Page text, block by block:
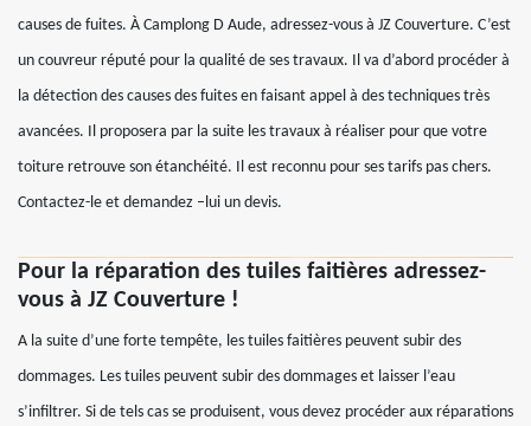
causes de fuites. À Camplong D Aude, adressez-vous à JZ Couverture. C’est
un couvreur réputé pour la qualité de ses travaux. Il va d’abord procéder à
la détection des causes des fuites en faisant appel à des techniques très
avancées. Il proposera par la suite les travaux à réaliser pour que votre
toiture retrouve son étanchéité. Il est reconnu pour ses tarifs pas chers.
Contactez-le et demandez –lui un devis.
Pour la réparation des tuiles faitières adressez-
vous à JZ Couverture !
A la suite d’une forte tempête, les tuiles faitières peuvent subir des
dommages. Les tuiles peuvent subir des dommages et laisser l’eau
s’infiltrer. Si de tels cas se produisent, vous devez procéder aux réparations